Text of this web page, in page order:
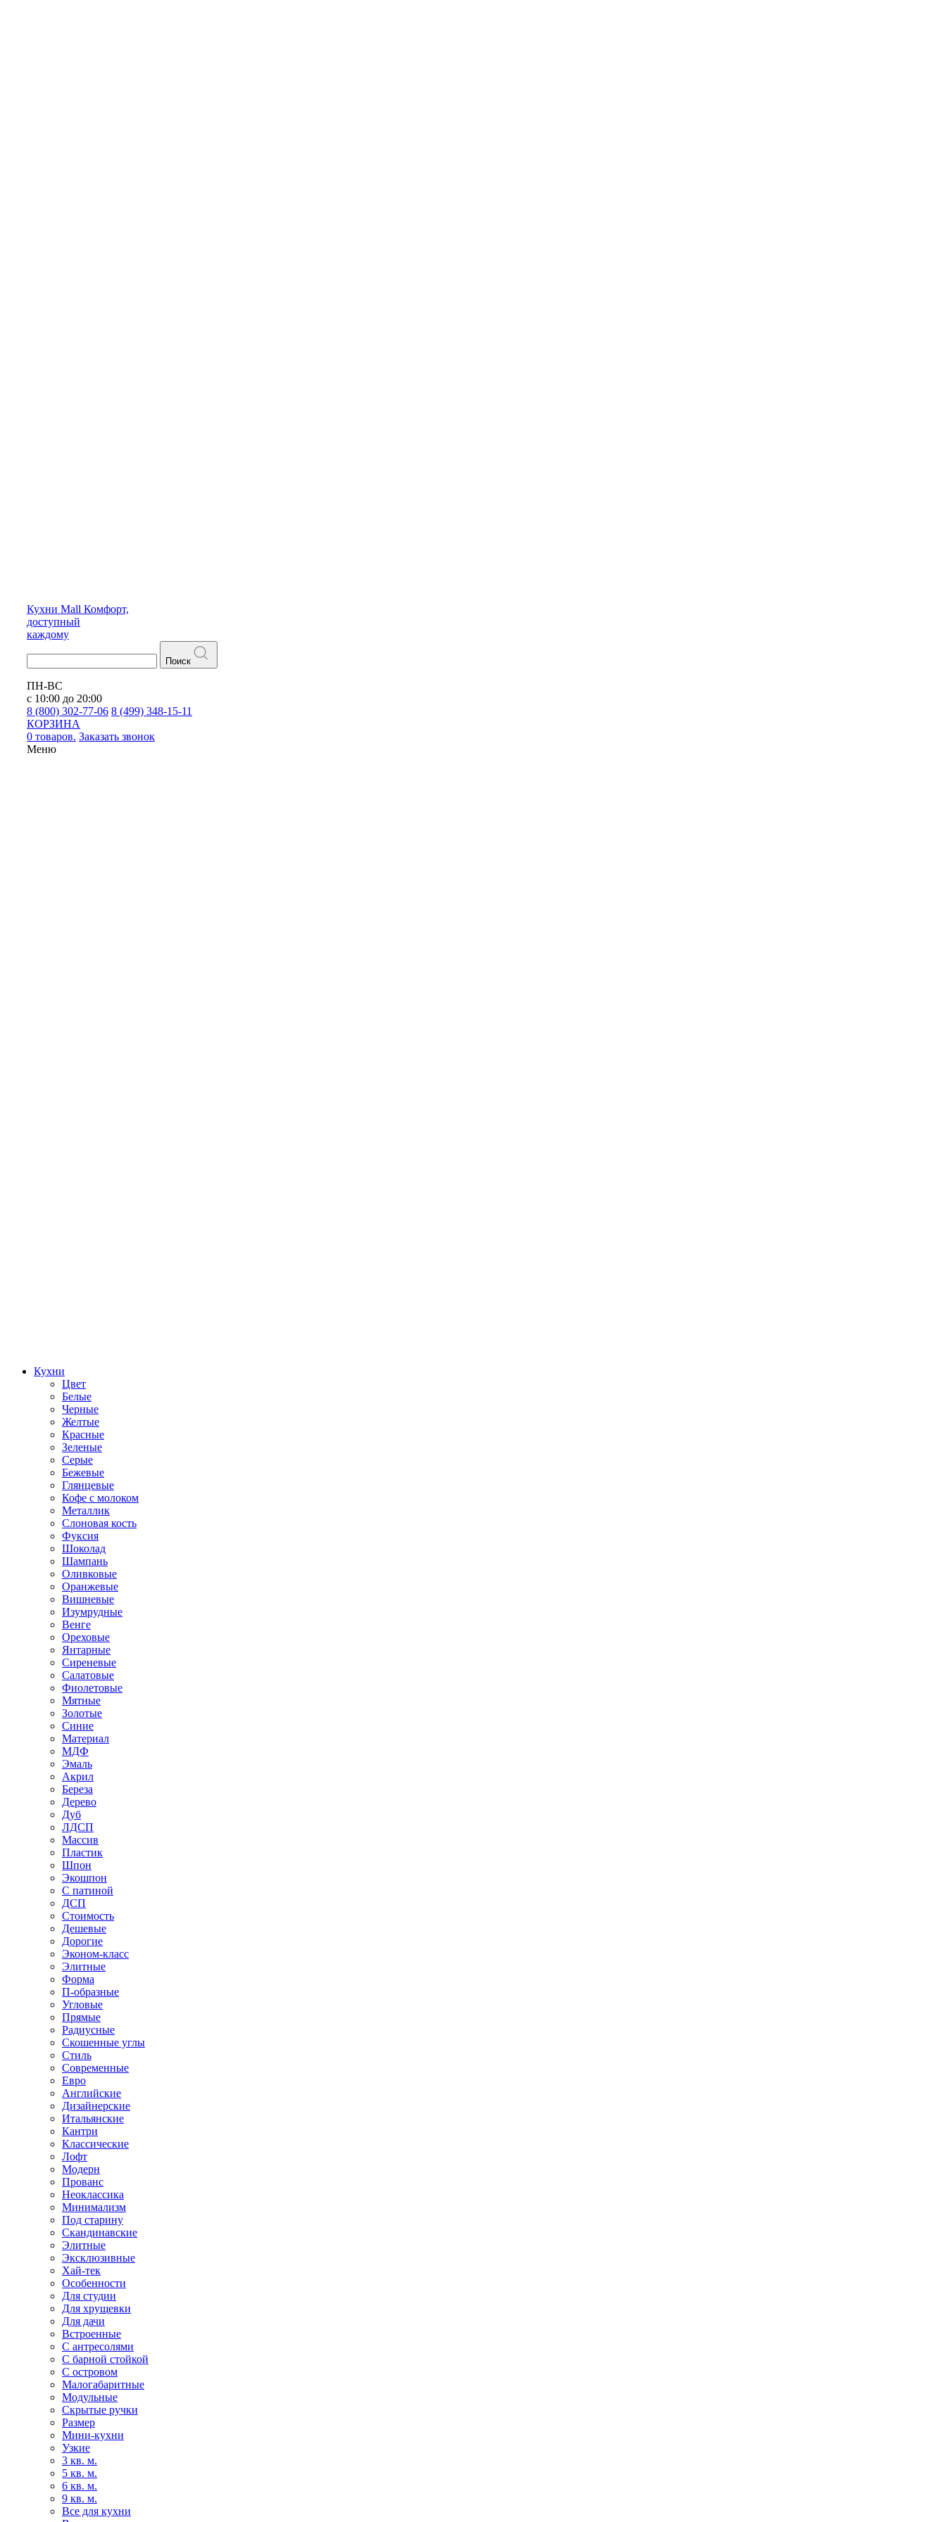
Кухни Mall Комфорт,
доступный
каждому
Поиск
ПН-ВС
с 10:00 до 20:00
8 (800) 302-77-06 8 (499) 348-15-11
КОРЗИНА
0 товаров. Заказать звонок
Меню
Кухни
Цвет
Белые
Черные
Желтые
Красные
Зеленые
Серые
Бежевые
Глянцевые
Кофе с молоком
Металлик
Слоновая кость
Фуксия
Шоколад
Шампань
Оливковые
Оранжевые
Вишневые
Изумрудные
Венге
Ореховые
Янтарные
Сиреневые
Салатовые
Фиолетовые
Мятные
Золотые
Синие
Материал
МДФ
Эмаль
Акрил
Береза
Дерево
Дуб
ЛДСП
Массив
Пластик
Шпон
Экошпон
С патиной
ДСП
Стоимость
Дешевые
Дорогие
Эконом-класс
Элитные
Форма
П-образные
Угловые
Прямые
Радиусные
Скошенные углы
Стиль
Современные
Евро
Английские
Дизайнерские
Итальянские
Кантри
Классические
Лофт
Модерн
Прованс
Неоклассика
Минимализм
Под старину
Скандинавские
Элитные
Эксклюзивные
Хай-тек
Особенности
Для студии
Для хрущевки
Для дачи
Встроенные
С антресолями
С барной стойкой
С островом
Малогабаритные
Модульные
Скрытые ручки
Размер
Мини-кухни
Узкие
3 кв. м.
5 кв. м.
6 кв. м.
9 кв. м.
Все для кухни